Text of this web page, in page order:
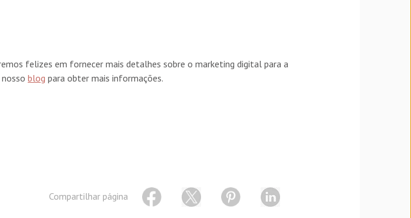
felizes em fornecer mais detalhes sobre o marketing digital para a
blog para obter mais informações.
Compartilhar página